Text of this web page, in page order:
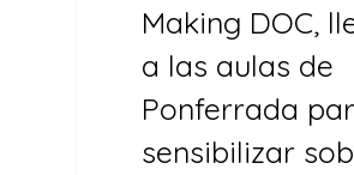
Making DOC,
a las aulas de
Ponferrada
sensibilizar